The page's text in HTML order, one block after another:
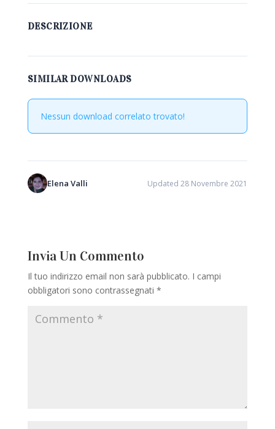
DESCRIZIONE
SIMILAR DOWNLOADS
Nessun download correlato trovato!
Elena Valli Updated 28 Novembre 2021
Invia Un Commento
Il tuo indirizzo email non sarà pubblicato. I campi
obbligatori sono contrassegnati *